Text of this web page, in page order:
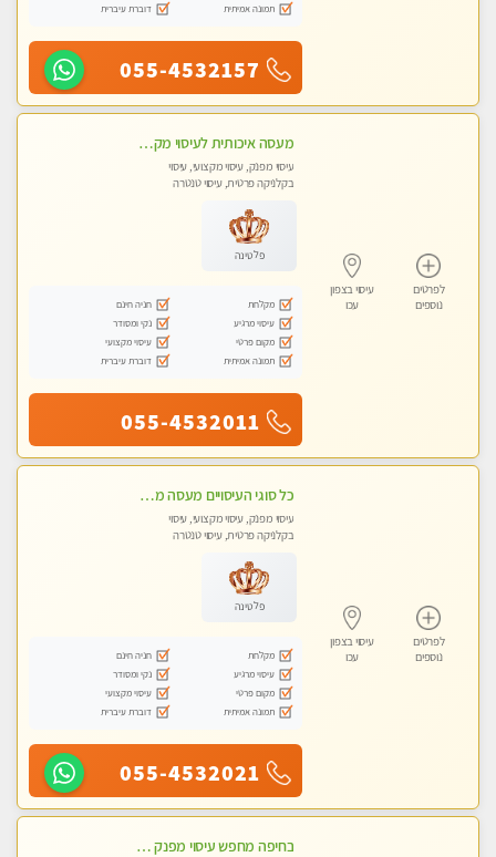
תמונה אמיתית דוברת עיברית
055-4532157
לפרטים
נוספים
עיסוי בצפון
עכו
מעסה איכותית לעיסוי מקצועי ומפנק לכל שרירי הגוף עיסוי רפואי, מרגיע, קלאסי
עיסוי מפנק, עיסוי מקצועי, עיסוי
בקלניקה פרטית, עיסוי טנטרה
פלטינה
מקלחת
חניה חינם
עיסוי מרגיע
נקי ומסודר
מקום פרטי
עיסוי מקצועי
תמונה אמיתית
דוברת עיברית
055-4532011
לפרטים
נוספים
עיסוי בצפון
עכו
כל סוגי העיסויים מעסה מקצועית ואיכותית פרטי!!
עיסוי מפנק, עיסוי מקצועי, עיסוי
בקלניקה פרטית, עיסוי טנטרה
פלטינה
מקלחת
חניה חינם
עיסוי מרגיע
נקי ומסודר
מקום פרטי
עיסוי מקצועי
תמונה אמיתית
דוברת עיברית
055-4532021
בחיפה מחפש עיסוי מפנק ומרגיע ? בוא להכיר